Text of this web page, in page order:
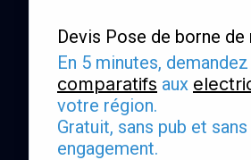
Devis Pose de borne de
En 5 minutes, demandez
comparatifs aux
votre région.
Gratuit, sans pub et sans
engagement.